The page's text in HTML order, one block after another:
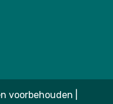
voorbehouden |